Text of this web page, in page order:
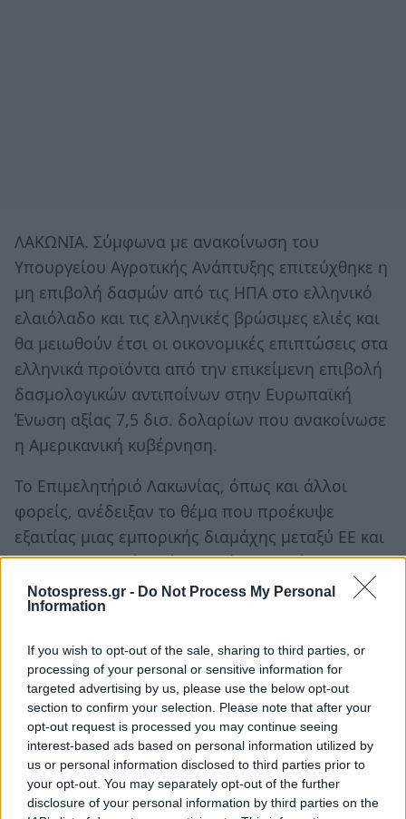
Notospress.gr - Do Not Process My Personal
Information
If you wish to opt-out of the sale, sharing to third parties, or
processing of your personal or sensitive information for
targeted advertising by us, please use the below opt-out
section to confirm your selection. Please note that after your
opt-out request is processed you may continue seeing
interest-based ads based on personal information utilized by
us or personal information disclosed to third parties prior to
your opt-out. You may separately opt-out of the further
disclosure of your personal information by third parties on the
ΛΑΚΩΝΙΑ. Σύμφωνα με ανακοίνωση του
Υπουργείου Αγροτικής Ανάπτυξης επιτεύχθηκε η
μη επιβολή δασμών από τις ΗΠΑ στο ελληνικό
ελαιόλαδο και τις ελληνικές βρώσιμες ελιές και
θα μειωθούν έτσι οι οικονομικές επιπτώσεις στα
ελληνικά προϊόντα από την επικείμενη επιβολή
δασμολογικών αντιποίνων στην Ευρωπαϊκή
Ένωση αξίας 7,5 δισ. δολαρίων που ανακοίνωσε
η Αμερικανική κυβέρνηση.
Το Επιμελητήριό Λακωνίας, όπως και άλλοι
φορείς, ανέδειξαν το θέμα που προέκυψε
εξαιτίας μιας εμπορικής διαμάχης μεταξύ ΕΕ και
ΗΠΑ που αφορά σε άλλες χώρες και άσχετους με
την οικονομίας μας τομείς (αεροναυπηγική
βιομηχανία). Έχει αποτραπεί η επιβολή στα δύο
ελιές), αλλά, δυστυχώς, δεν εξαιρέθηκε το
σύνολο των ελληνικών προϊόντων από την
επιβολή επιπρόσθετων εμπορικών κυρώσεων
και για το λόγο αυτό θα πρέπει το Υπουργείο
Αγροτικής Ανάπτυξης και Τροφίμων να
επιστρατευθεί για την προστασία τους.